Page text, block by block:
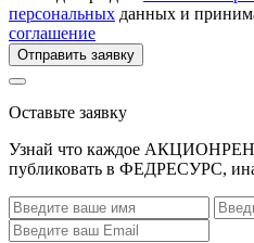
персональных данных и
соглашение
Отправить заявку
Оставьте заявку
Узнай что каждое
публиковать в ФЕДРЕСУРС,